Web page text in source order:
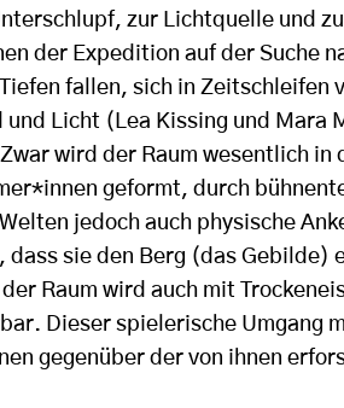
zur Lichtquelle und
der Expedition auf der Suche
fallen, sich in Zeitschleifen
Licht (Lea Kissing und Mara
wird der Raum wesentlich in
geformt, durch
jedoch auch physische
dass sie den Berg (das Gebilde)
Raum wird auch mit
Dieser spielerische Umgang
gegenüber der von ihnen